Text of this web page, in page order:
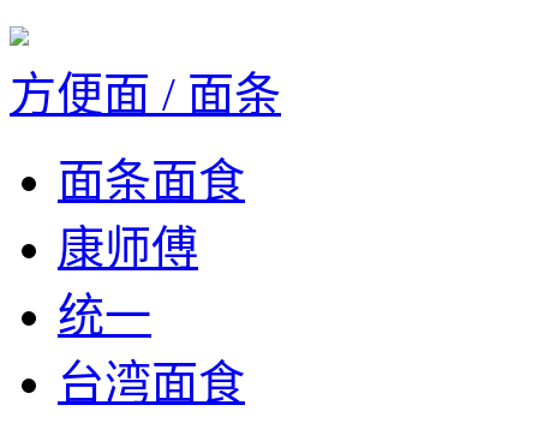
方便面 / 面条
面条面食
康师傅
统一
台湾面食